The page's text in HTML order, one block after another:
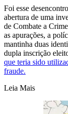
Foi esse
abertura de uma
de Combate a
as apurações, a
mantinha duas
dupla inscrição
que teria sido
fraude.
Leia Mais